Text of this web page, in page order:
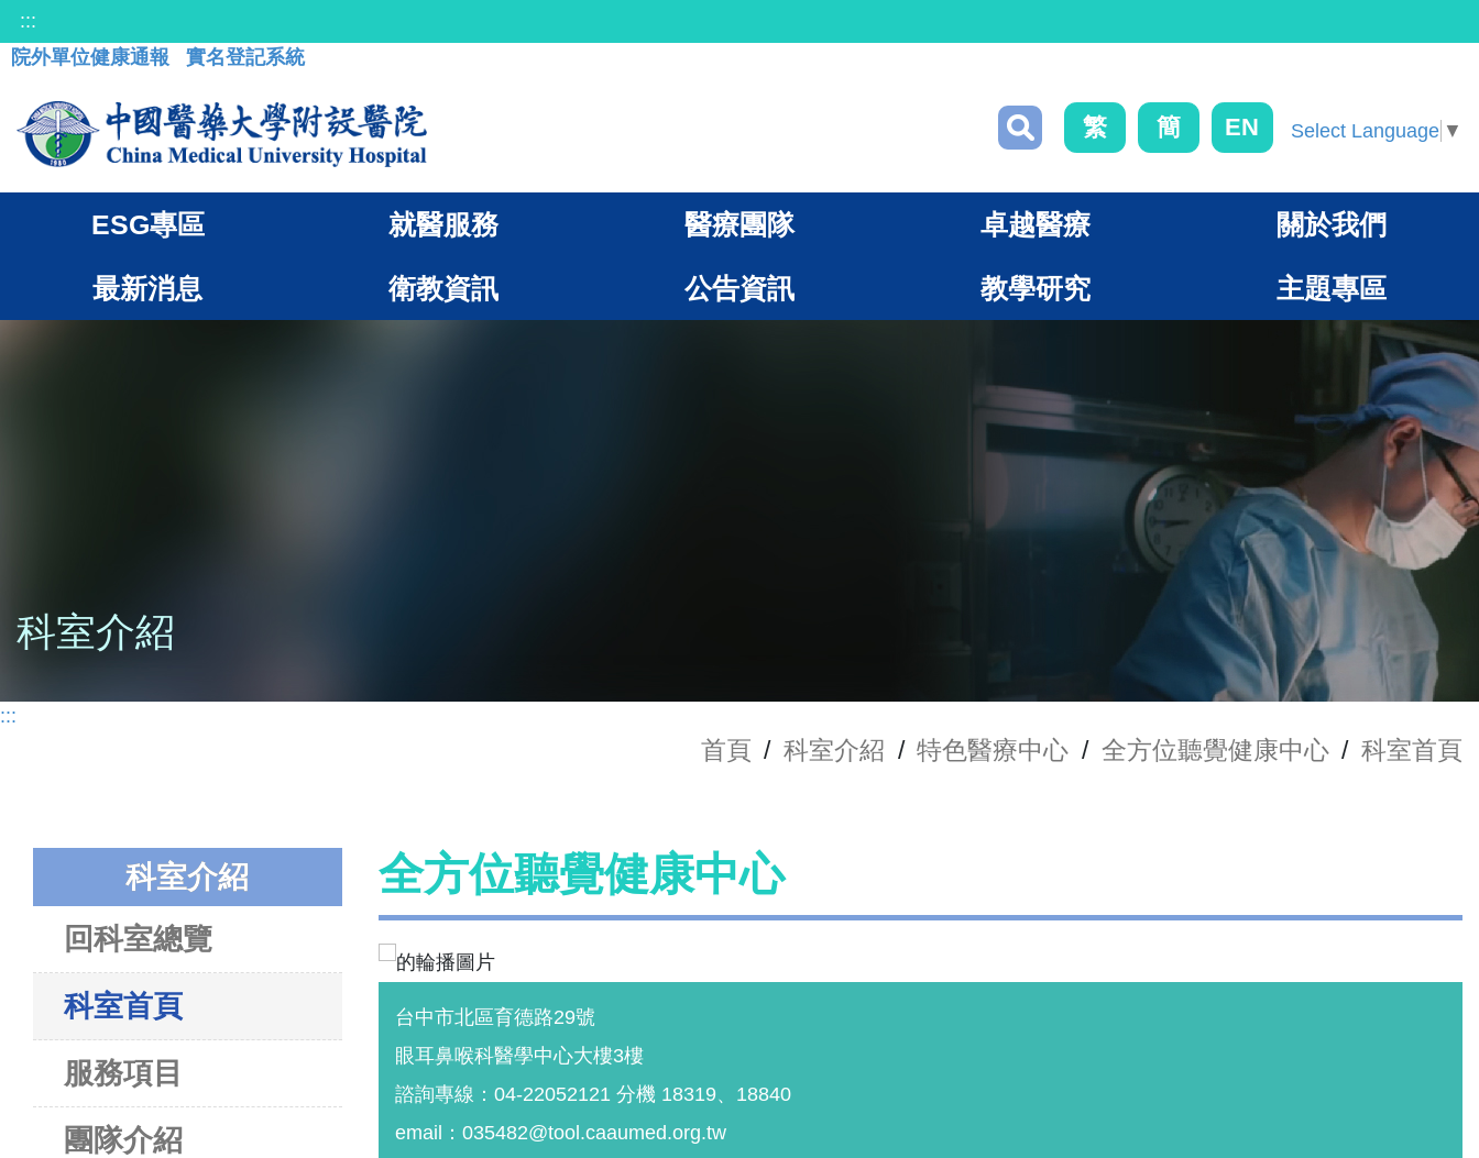
:::
院外單位健康通報
實名登記系統
繁 簡 EN Select Language ▼
ESG專區 就醫服務 醫療團隊 卓越醫療 關於我們
最新消息 衛教資訊 公告資訊 教學研究 主題專區
科室介紹
:::
首頁 / 科室介紹 / 特色醫療中心 / 全方位聽覺健康中心 / 科室首頁
科室介紹
回科室總覽
科室首頁
服務項目
團隊介紹
全方位聽覺健康中心
台中市北區育德路29號
眼耳鼻喉科醫學中心大樓3樓
諮詢專線：04-22052121 分機 18319、18840
email：035482@tool.caaumed.org.tw